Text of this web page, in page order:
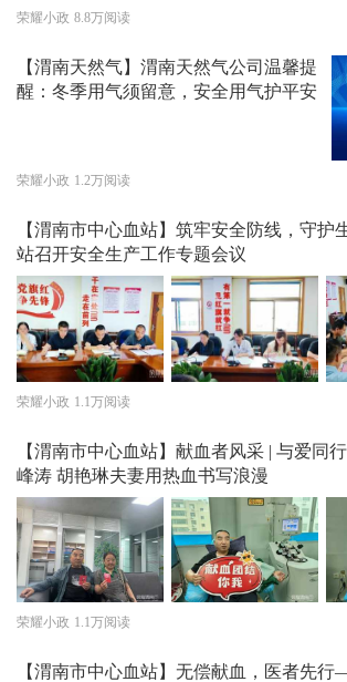
荣耀小政 8.8万阅读
【渭南天然气】渭南天然气公司温馨提
醒：冬季用气须留意，安全用气护平安
荣耀小政 1.2万阅读
【渭南市中心血站】筑牢安全防线，守护
站召开安全生产工作专题会议
荣耀小政 1.1万阅读
【渭南市中心血站】献血者风采 | 与爱同
峰涛 胡艳琳夫妻用热血书写浪漫
荣耀小政 1.1万阅读
【渭南市中心血站】无偿献血，医者先